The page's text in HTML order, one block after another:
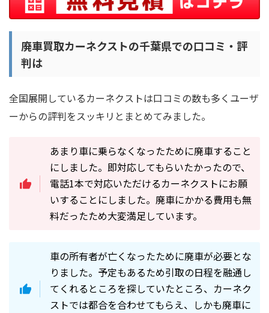
廃車買取カーネクストの千葉県での口コミ・評
判は
全国展開しているカーネクストは口コミの数も多くユーザ
ーからの評判をスッキリとまとめてみました。
あまり車に乗らなくなったために廃車すること
にしました。即対応してもらいたかったので、
電話1本で対応いただけるカーネクストにお願
いすることにしました。廃車にかかる費用も無
料だったため大変満足しています。
車の所有者が亡くなったために廃車が必要とな
りました。予定もあるため引取の日程を融通し
てくれるところを探していたところ、カーネク
ストでは都合を合わせてもらえ、しかも廃車に